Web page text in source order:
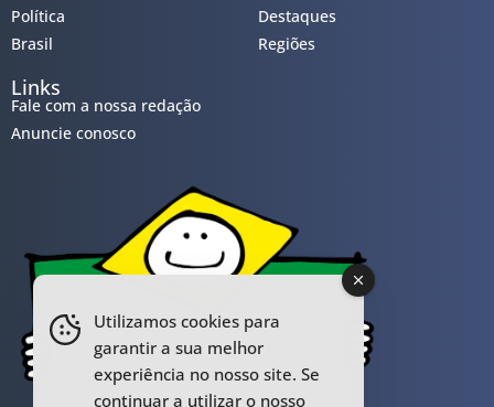
Política
Brasil
Destaques
Regiões
Links
Fale com a nossa redação
Anuncie conosco
Utilizamos cookies para
garantir a sua melhor
experiência no nosso site. Se
continuar a utilizar o nosso